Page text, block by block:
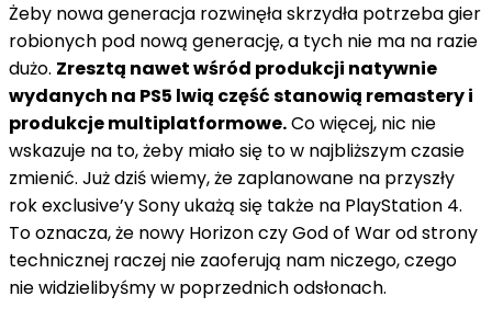
Żeby nowa generacja rozwinęła skrzydła potrzeba gier
robionych pod nową generację, a tych nie ma na razie
dużo. Zresztą nawet wśród produkcji natywnie
wydanych na PS5 lwią część stanowią remastery i
produkcje multiplatformowe.Co więcej, nic nie
wskazuje na to, żeby miało się to w najbliższym czasie
zmienić. Już dziś wiemy, że zaplanowane na przyszły
rok exclusive’y Sony ukażą się także na PlayStation 4.
To oznacza, że nowy Horizon czy God of War od strony
technicznej raczej nie zaoferują nam niczego, czego
nie widzielibyśmy w poprzednich odsłonach.